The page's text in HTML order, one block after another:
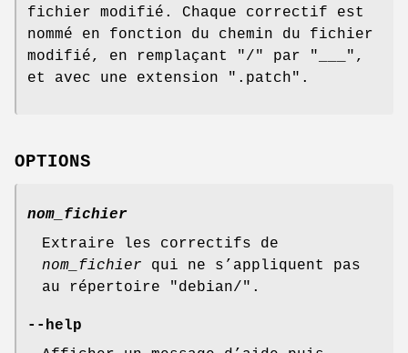
fichier modifié. Chaque correctif est
nommé en fonction du chemin du fichier
modifié, en remplaçant "/" par "___",
et avec une extension ".patch".
OPTIONS
nom_fichier
Extraire les correctifs de
nom_fichier qui ne s’appliquent pas
au répertoire "debian/".
--help